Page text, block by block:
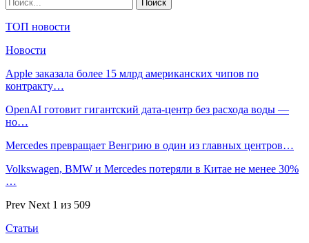
ТОП новости
Новости
Apple заказала более 15 млрд американских чипов по
контракту…
OpenAI готовит гигантский дата-центр без расхода воды —
но…
Mercedes превращает Венгрию в один из главных центров…
Volkswagen, BMW и Mercedes потеряли в Китае не менее 30%
…
Prev Next 1 из 509
Статьи